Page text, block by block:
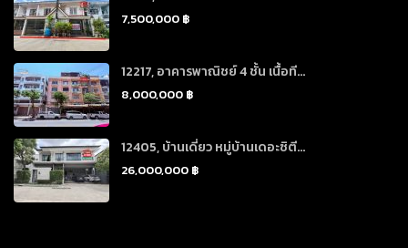
7,500,000 ฿
12217, อาคารพาณิชย์ 4 ชั้น เนื้อที...
8,000,000 ฿
12405, บ้านเดี่ยว หมู่บ้านเดอะซิตี...
26,000,000 ฿